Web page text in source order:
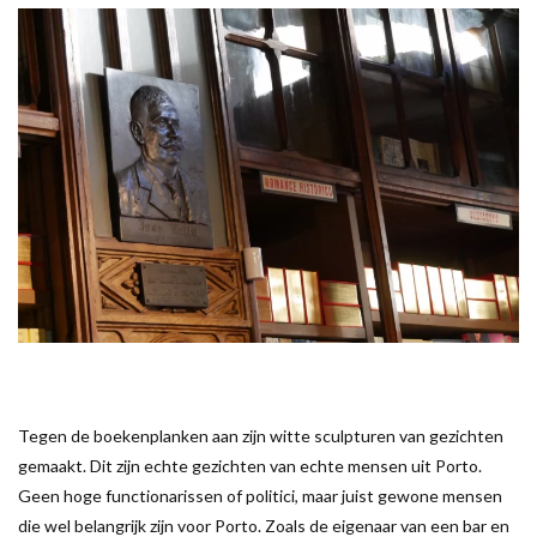
Tegen de boekenplanken aan zijn witte sculpturen van gezichten
gemaakt. Dit zijn echte gezichten van echte mensen uit Porto.
Geen hoge functionarissen of politici, maar juist gewone mensen
die wel belangrijk zijn voor Porto. Zoals de eigenaar van een bar en